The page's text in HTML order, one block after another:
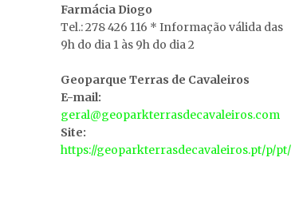
Farmácia Diogo
Tel.: 278 426 116 * Informação válida das
9h do dia 1 às 9h do dia 2
Geoparque Terras de Cavaleiros
E-mail:
geral@geoparkterrasdecavaleiros.com
Site:
https://geoparkterrasdecavaleiros.pt/p/pt/